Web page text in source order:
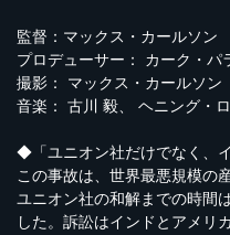
監督：マックス・カールソン
プロデューサー： カーク・パ
撮影： マックス・カールソン
音楽： 古川 毅、 ヘニング・
◆「ユニオン社だけでなく、
この事故は、世界最悪規模の
ユニオン社の和解までの時間
した。訴訟はインドとアメリ